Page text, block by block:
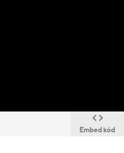
Embed kód